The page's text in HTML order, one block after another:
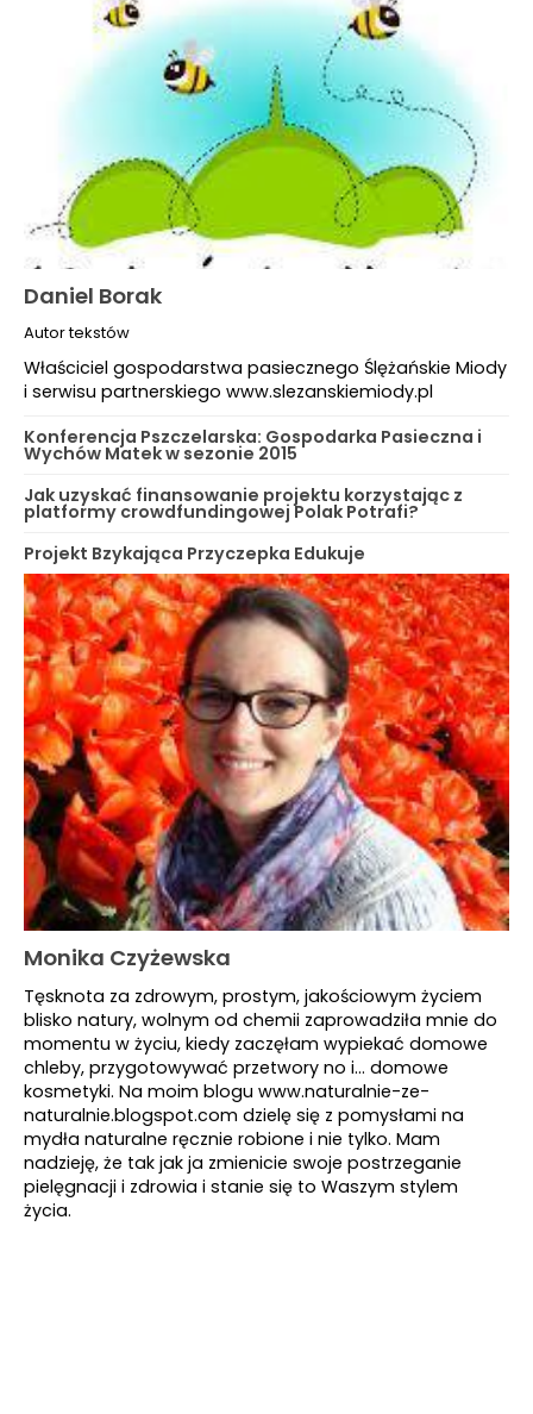
Daniel Borak
Autor tekstów
Właściciel gospodarstwa pasiecznego Ślężańskie Miody
i serwisu partnerskiego www.slezanskiemiody.pl
Konferencja Pszczelarska: Gospodarka Pasieczna i
Wychów Matek w sezonie 2015
Jak uzyskać finansowanie projektu korzystając z
platformy crowdfundingowej Polak Potrafi?
Projekt Bzykająca Przyczepka Edukuje
Monika Czyżewska
Tęsknota za zdrowym, prostym, jakościowym życiem
blisko natury, wolnym od chemii zaprowadziła mnie do
momentu w życiu, kiedy zaczęłam wypiekać domowe
chleby, przygotowywać przetwory no i... domowe
kosmetyki. Na moim blogu www.naturalnie-ze-
naturalnie.blogspot.com dzielę się z pomysłami na
mydła naturalne ręcznie robione i nie tylko. Mam
nadzieję, że tak jak ja zmienicie swoje postrzeganie
pielęgnacji i zdrowia i stanie się to Waszym stylem
życia.